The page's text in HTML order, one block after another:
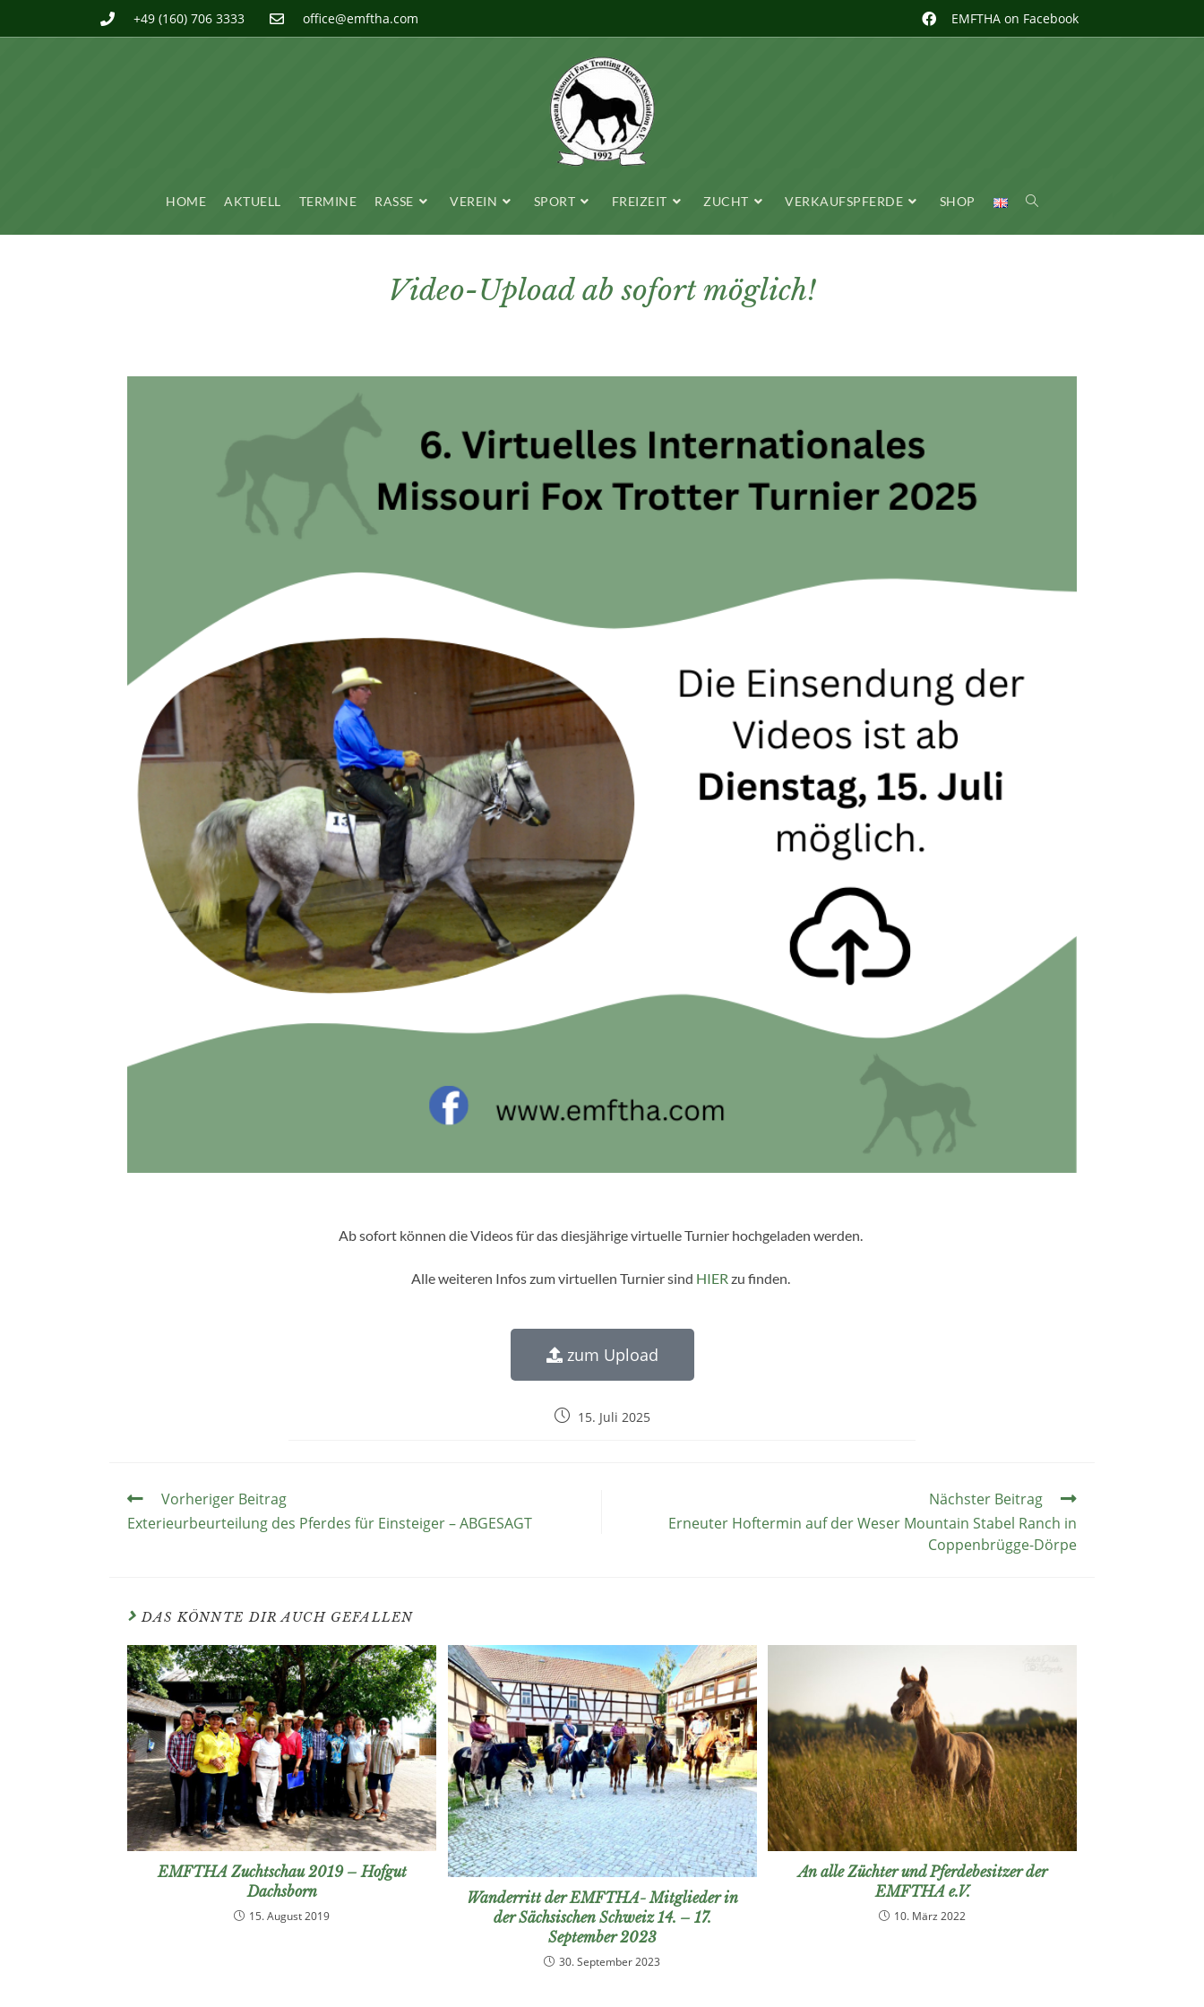
+49 (160) 706 3333 office@emftha.com EMFTHA on Facebook
HOME AKTUELL TERMINE RASSE VEREIN SPORT FREIZEIT ZUCHT VERKAUFSPFERDE SHOP
Video-Upload ab sofort möglich!
Ab sofort können die Videos für das diesjährige virtuelle Turnier hochgeladen werden.
Alle weiteren Infos zum virtuellen Turnier sind HIER zu finden.
zum Upload
15. Juli 2025
Vorheriger Beitrag
Exterieurbeurteilung des Pferdes für Einsteiger – ABGESAGT
Nächster Beitrag
Erneuter Hoftermin auf der Weser Mountain Stabel Ranch in
Coppenbrügge-Dörpe
DAS KÖNNTE DIR AUCH GEFALLEN
EMFTHA Zuchtschau 2019 – Hofgut
Dachsborn
15. August 2019
Wanderritt der EMFTHA- Mitglieder in
der Sächsischen Schweiz 14. – 17.
September 2023
30. September 2023
An alle Züchter und Pferdebesitzer der
EMFTHA e.V.
10. März 2022